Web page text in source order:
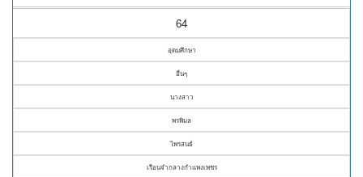
64
อุดมศึกษา
อื่นๆ
นางสาว
พรพิมล
ไพรสนธ์
เรือนจำกลางกำแพงเพชร